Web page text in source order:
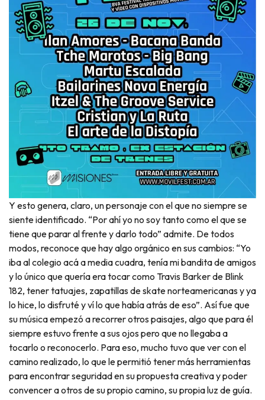
Y esto genera, claro, un personaje con el que no siempre se
siente identificado. “Por ahí yo no soy tanto como el que se
tiene que parar al frente y darlo todo” admite. De todos
modos, reconoce que hay algo orgánico en sus cambios: “Yo
iba al colegio acá a media cuadra, tenía mi bandita de amigos
y lo único que quería era tocar como Travis Barker de Blink
182, tener tatuajes, zapatillas de skate norteamericanas y ya
lo hice, lo disfruté y ví lo que había atrás de eso”. Así fue que
su música empezó a recorrer otros paisajes, algo que para él
siempre estuvo frente a sus ojos pero que no llegaba a
tocarlo o reconocerlo. Para eso, mucho tuvo que ver con el
camino realizado, lo que le permitió tener más herramientas
para encontrar seguridad en su propuesta creativa y poder
convencer a otros de su propio camino, su propia luz de guía.